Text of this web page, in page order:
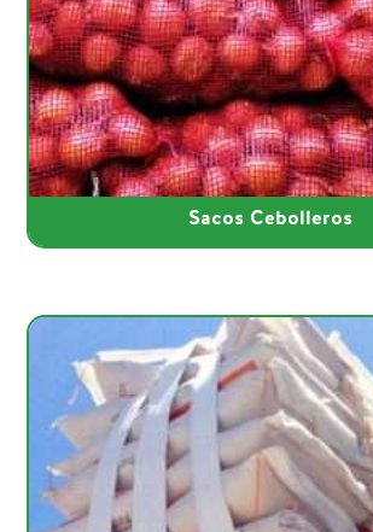
Sacos Cebolleros